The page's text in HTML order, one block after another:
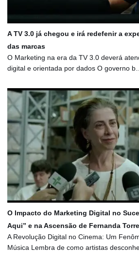
A TV 3.0 já chegou e irá redefenir a
das marcas
O Marketing na era da TV 3.0 deverá
digital e orientada por dados O governo
O Impacto do Marketing Digital no
Aqui” e na Ascensão de Fernanda
A Revolução Digital no Cinema: Um
Música Lembra de como artistas